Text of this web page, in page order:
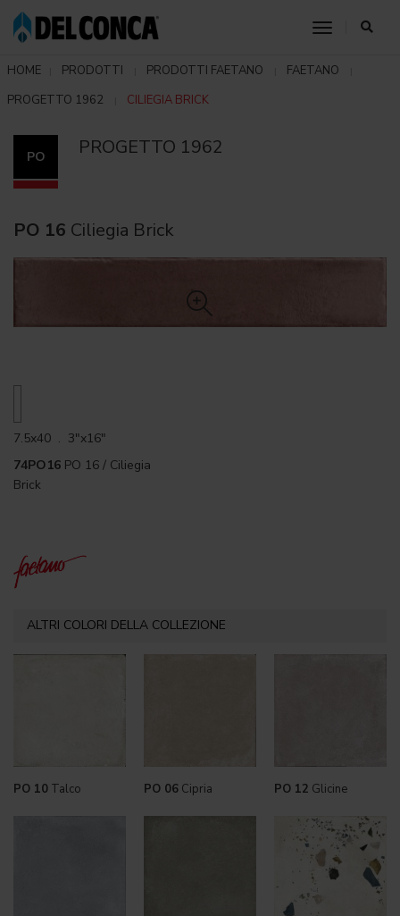
toggle
HOME PRODOTTI PRODOTTI FAETANO
FAETANO
PROGETTO 1962
CILIEGIA BRICK
PO PROGETTO 1962
PO 16 Ciliegia Brick
7.5x40 . 3"x16"
74PO16 PO 16 / Ciliegia
Brick
ALTRI COLORI DELLA COLLEZIONE
PO 10 Talco PO 06Cipria PO 12 Glicine